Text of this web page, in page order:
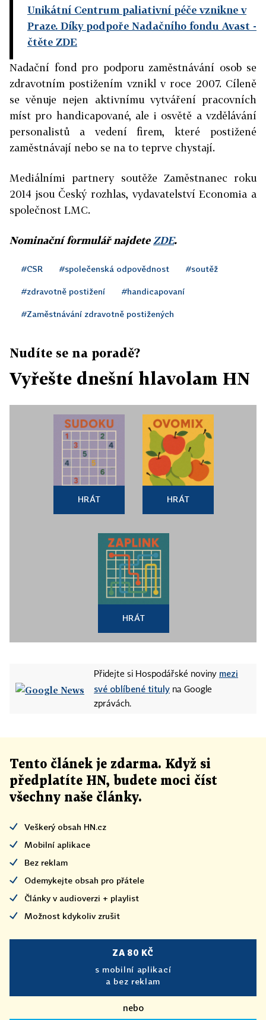
Unikátní Centrum paliativní péče vznikne v
Praze. Díky podpoře Nadačního fondu Avast -
čtěte ZDE
Nadační fond pro podporu zaměstnávání osob se
zdravotním postižením vznikl v roce 2007. Cíleně
se věnuje nejen aktivnímu vytváření pracovních
míst pro handicapované, ale i osvětě a vzdělávání
personalistů a vedení firem, které postižené
zaměstnávají nebo se na to teprve chystají.
Mediálními partnery soutěže Zaměstnanec roku
2014 jsou Český rozhlas, vydavatelství Economia a
společnost LMC.
Nominační formulář najdete ZDE.
#CSR #společenská odpovědnost #soutěž
#zdravotně postižení #handicapovaní
#Zaměstnávání zdravotně postižených
Nudíte se na poradě?
Vyřešte dnešní hlavolam HN
HRÁT HRÁT
HRÁT
Přidejte si Hospodářské noviny mezi
své oblíbené tituly na Google
zprávách.
Tento článek je zdarma. Když si
předplatíte HN, budete moci číst
všechny naše články.
Veškerý obsah HN.cz
Mobilní aplikace
Bez reklam
Odemykejte obsah pro přátele
Články v audioverzi + playlist
Možnost kdykoliv zrušit
ZA 80 KČ
s mobilní aplikací
a bez reklam
nebo